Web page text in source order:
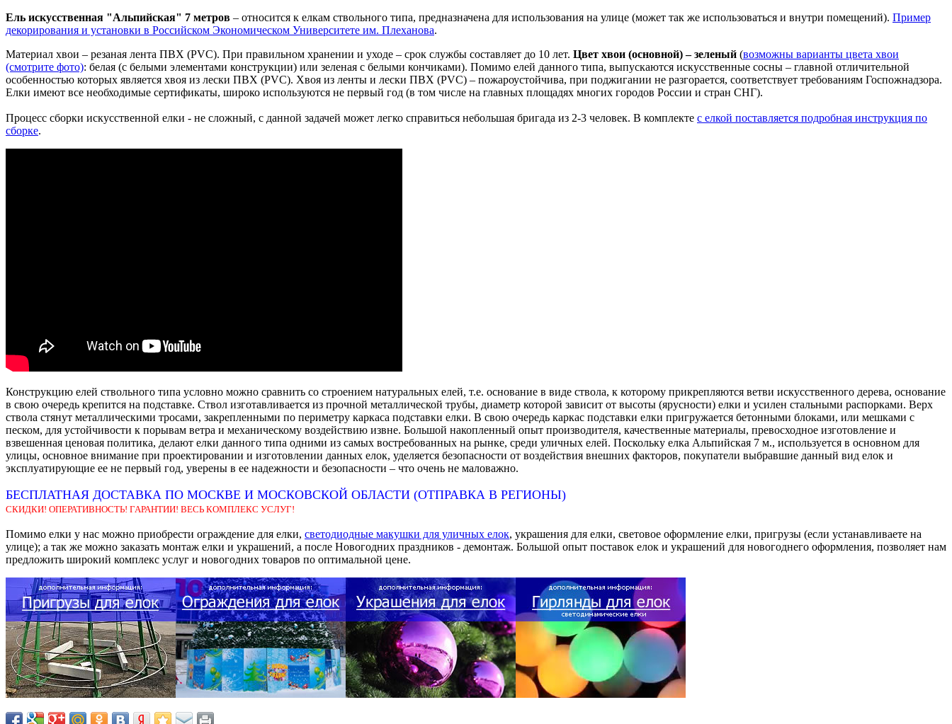
Ель искусственная "Альпийская" 7 метров – относится к елкам ствольного типа, предназначена для использования на улице (может так же использоваться и внутри помещений). Пример
декорирования и установки в Российском Экономическом Университете им. Плеханова.
Материал хвои – резаная лента ПВХ (PVC). При правильном хранении и уходе – срок службы составляет до 10 лет. Цвет хвои (основной) – зеленый (возможны варианты цвета хвои
(смотрите фото): белая (с белыми элементами конструкции) или зеленая с белыми кончиками). Помимо елей данного типа, выпускаются искусственные сосны – главной отличительной
особенностью которых является хвоя из лески ПВХ (PVC). Хвоя из ленты и лески ПВХ (PVC) – пожароустойчива, при поджигании не разгорается, соответствует требованиям Госпожнадзора.
Елки имеют все необходимые сертификаты, широко используются не первый год (в том числе на главных площадях многих городов России и стран СНГ).
Процесс сборки искусственной елки - не сложный, с данной задачей может легко справиться небольшая бригада из 2-3 человек. В комплекте с елкой поставляется подробная инструкция по
сборке.
Конструкцию елей ствольного типа условно можно сравнить со строением натуральных елей, т.е. основание в виде ствола, к которому прикрепляются ветви искусственного дерева, основание
в свою очередь крепится на подставке. Ствол изготавливается из прочной металлической трубы, диаметр которой зависит от высоты (ярусности) елки и усилен стальными распорками. Верх
ствола стянут металлическими тросами, закрепленными по периметру каркаса подставки елки. В свою очередь каркас подставки елки пригружается бетонными блоками, или мешками с
песком, для устойчивости к порывам ветра и механическому воздействию извне. Большой накопленный опыт производителя, качественные материалы, превосходное изготовление и
взвешенная ценовая политика, делают елки данного типа одними из самых востребованных на рынке, среди уличных елей. Поскольку елка Альпийская 7 м., используется в основном для
улицы, основное внимание при проектировании и изготовлении данных елок, уделяется безопасности от воздействия внешних факторов, покупатели выбравшие данный вид елок и
эксплуатирующие ее не первый год, уверены в ее надежности и безопасности – что очень не маловажно.
БЕСПЛАТНАЯ ДОСТАВКА ПО МОСКВЕ И МОСКОВСКОЙ ОБЛАСТИ (ОТПРАВКА В РЕГИОНЫ)
СКИДКИ! ОПЕРАТИВНОСТЬ! ГАРАНТИИ! ВЕСЬ КОМПЛЕКС УСЛУГ!
Помимо елки у нас можно приобрести ограждение для елки, светодиодные макушки для уличных елок, украшения для елки, световое оформление елки, пригрузы (если устанавливаете на
улице); а так же можно заказать монтаж елки и украшений, а после Новогодних праздников - демонтаж. Большой опыт поставок елок и украшений для новогоднего оформления, позволяет нам
предложить широкий комплекс услуг и новогодних товаров по оптимальной цене.